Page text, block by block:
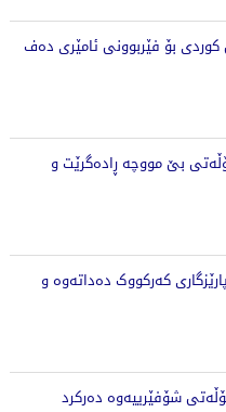
کوردی بۆ فێربوونی ئامێری دەف
بێ مووچە ڕادەگرێت و
کەرکووک دەداتەوە و
شۆفێرییەوە دەرکرد